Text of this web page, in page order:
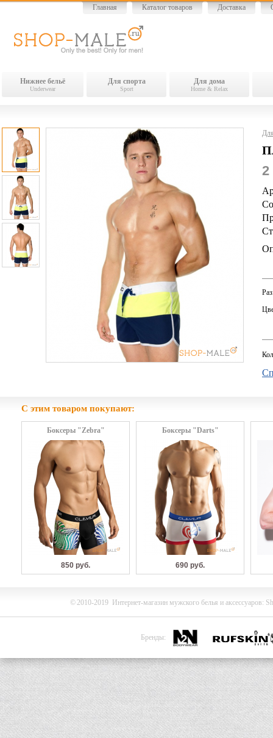
Главная Каталог товаров Доставка
Нижнее бельё
Underwear
Для спорта
Sport
Для дома
Home & Relax
2
С этим товаром покупают:
Боксеры "Zebra"
850 руб.
Боксеры "Darts"
690 руб.
©2010-2019 Интернет-магазин мужского белья и аксессуаров:
Бренды: